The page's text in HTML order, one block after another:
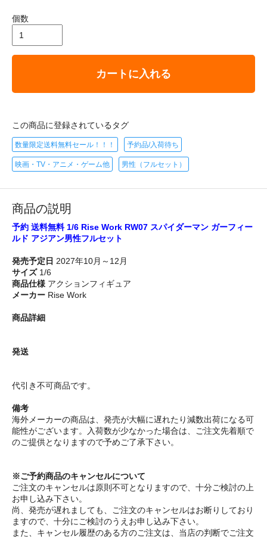
個数
カートに入れる
この商品に登録されているタグ
数量限定送料無料セール！！！ 予約品/入荷待ち
映画・TV・アニメ・ゲーム他 男性（フルセット）
商品の説明
予約 送料無料 1/6 Rise Work RW07 スパイダーマン ガーフィー
ルド アジアン男性フルセット
発売予定日 2027年10月～12月
サイズ1/6
商品仕様 アクションフィギュア
メーカー Rise Work
商品詳細
発送
代引き不可商品です。
備考
海外メーカーの商品は、発売が大幅に遅れたり減数出荷になる可
能性がございます。入荷数が少なかった場合は、ご注文先着順で
のご提供となりますので予めご了承下さい。
※ご予約商品のキャンセルについて
ご注文のキャンセルは原則不可となりますので、十分ご検討の上
お申し込み下さい。
尚、発売が遅れましても、ご注文のキャンセルはお断りしており
ますので、十分にご検討のうえお申し込み下さい。
また、キャンセル履歴のある方のご注文は、当店の判断でご注文